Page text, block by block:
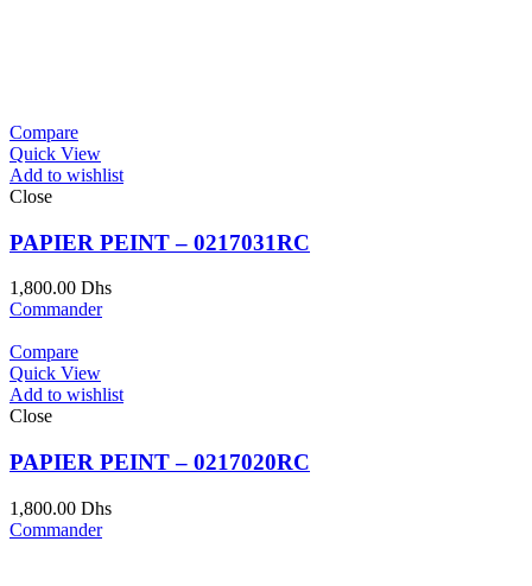
Compare
Quick View
Add to wishlist
Close
PAPIER PEINT – 0217031RC
1,800.00 Dhs
Commander
Compare
Quick View
Add to wishlist
Close
PAPIER PEINT – 0217020RC
1,800.00 Dhs
Commander